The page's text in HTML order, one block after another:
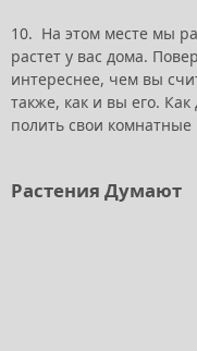
10. На этом месте мы
растет у вас дома.
интереснее, чем вы
также, как и вы его. Как
полить свои комнатные
Растения Думают